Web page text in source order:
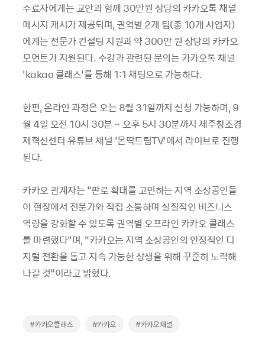
수료자에게는 교안과 함께 30만원 상당의 카카오톡 채널
메시지 캐시가 제공되며, 권역별 2개 팀(총 10개 사업자)
에게는 전문가 컨설팅 지원과 약 300만 원 상당의 카카오
모먼트가 지원된다. 수강과 관련된 문의는 카카오톡 채널
‘kakao 클래스’를 통해 1:1 채팅으로 가능하다.
한편, 온라인 과정은 오는 8월 31일까지 신청 가능하며, 9
월 4일 오전 10시 30분 ~ 오후 5시 30분까지 제주창조경
제혁신센터 유튜브 채널 ‘몬딱드림TV’에서 라이브로 진행
된다.
카카오 관계자는 “판로 확대를 고민하는 지역 소상공인들
이 현장에서 전문가와 직접 소통하며 실질적인 비즈니스
역량을 강화할 수 있도록 권역별 오프라인 카카오 클래스
를 마련했다”며, “카카오는 지역 소상공인의 안정적인 디
지털 전환을 돕고 지속 가능한 상생을 위해 꾸준히 노력해
나갈 것”이라고 밝혔다.
#카카오클래스 #카카오 #카카오채널